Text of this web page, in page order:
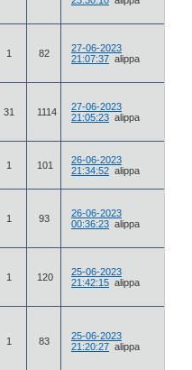
1 82
27-06-2023
21:07:37 alippa
31 1114
27-06-2023
21:05:23 alippa
1 101
26-06-2023
21:34:52 alippa
1 93
26-06-2023
00:36:23 alippa
1 120
25-06-2023
21:42:15 alippa
1 83
25-06-2023
21:20:27 alippa